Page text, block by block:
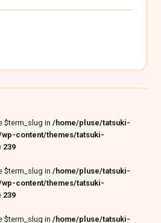
$term_slug in/home/pluse/tatsuki-
content/themes/tatsuki-
239
$term_slug in/home/pluse/tatsuki-
content/themes/tatsuki-
239
$term_slug in/home/pluse/tatsuki-